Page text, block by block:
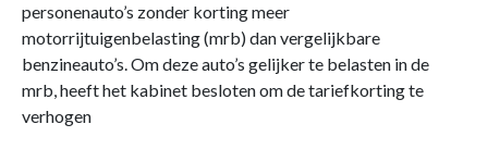
personenauto’s zonder korting meer
motorrijtuigenbelasting (mrb) dan vergelijkbare
benzineauto’s. Om deze auto’s gelijker te belasten in de
mrb, heeft het kabinet besloten om de tariefkorting te
verhogen